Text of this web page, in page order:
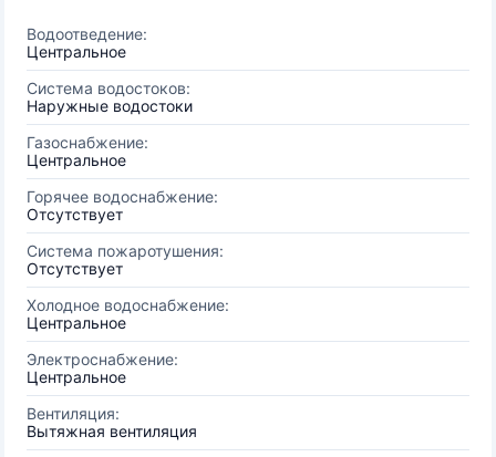
Водоотведение:
Центральное
Система водостоков:
Наружные водостоки
Газоснабжение:
Центральное
Горячее водоснабжение:
Отсутствует
Система пожаротушения:
Отсутствует
Холодное водоснабжение:
Центральное
Электроснабжение:
Центральное
Вентиляция:
Вытяжная вентиляция